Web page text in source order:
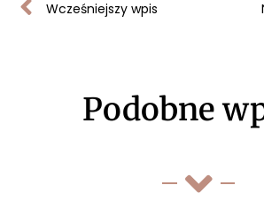
Wcześniejszy wpis
Podobne